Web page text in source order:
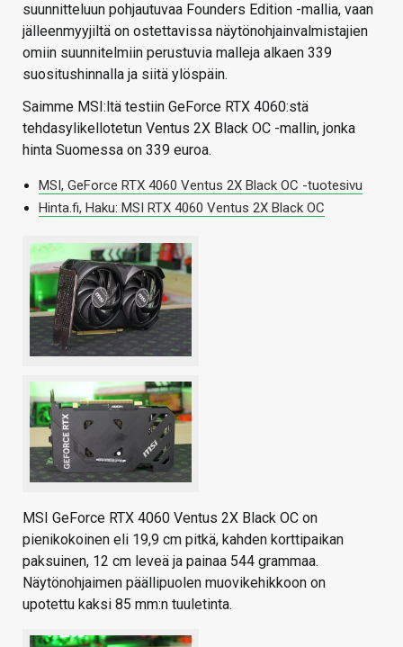
suunnitteluun pohjautuvaa Founders Edition -mallia, vaan
jälleenmyyjiltä on ostettavissa näytönohjainvalmistajien
omiin suunnitelmiin perustuvia malleja alkaen 339
suositushinnalla ja siitä ylöspäin.
Saimme MSI:ltä testiin GeForce RTX 4060:stä
tehdasylikellotetun Ventus 2X Black OC -mallin, jonka
hinta Suomessa on 339 euroa.
MSI, GeForce RTX 4060 Ventus 2X Black OC -tuotesivu
Hinta.fi, Haku: MSI RTX 4060 Ventus 2X Black OC
MSI GeForce RTX 4060 Ventus 2X Black OC on
pienikokoinen eli 19,9 cm pitkä, kahden korttipaikan
paksuinen, 12 cm leveä ja painaa 544 grammaa.
Näytönohjaimen päällipuolen muovikehikkoon on
upotettu kaksi 85 mm:n tuuletinta.